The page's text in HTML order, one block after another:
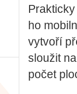
ho
vy­tvo­ří
slou­žit
po­čet